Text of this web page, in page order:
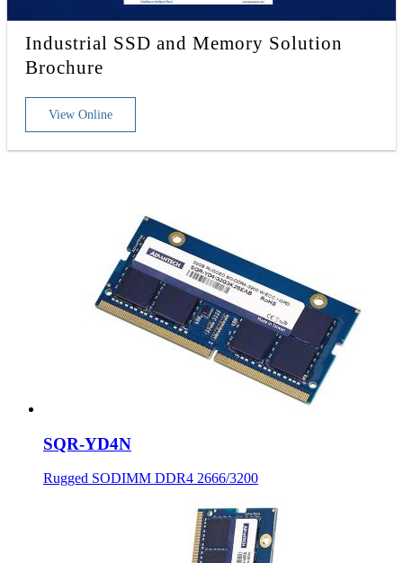
Industrial SSD and Memory Solution
Brochure
View Online
SQR-YD4N
Rugged SODIMM DDR4 2666/3200